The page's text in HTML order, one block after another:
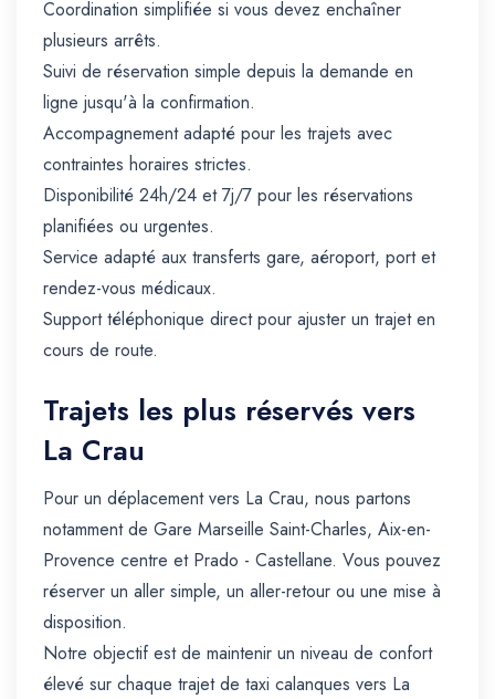
Coordination simplifiée si vous devez enchaîner
plusieurs arrêts.
Suivi de réservation simple depuis la demande en
ligne jusqu'à la confirmation.
Accompagnement adapté pour les trajets avec
contraintes horaires strictes.
Disponibilité 24h/24 et 7j/7 pour les réservations
planifiées ou urgentes.
Service adapté aux transferts gare, aéroport, port et
rendez-vous médicaux.
Support téléphonique direct pour ajuster un trajet en
cours de route.
Trajets les plus réservés vers
La Crau
Pour un déplacement vers La Crau, nous partons
notamment de Gare Marseille Saint-Charles, Aix-en-
Provence centre et Prado - Castellane. Vous pouvez
réserver un aller simple, un aller-retour ou une mise à
disposition.
Notre objectif est de maintenir un niveau de confort
élevé sur chaque trajet de taxi calanques vers La